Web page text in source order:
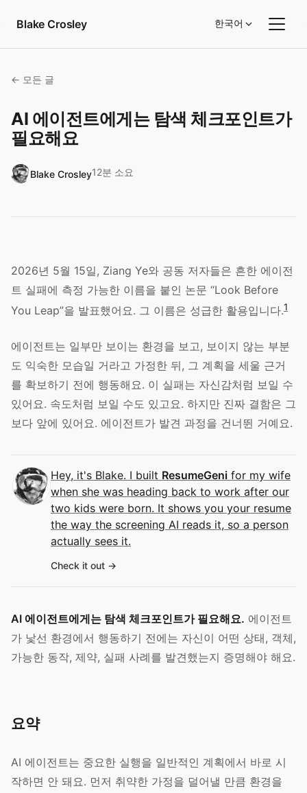
Blake Crosley
한국어
← 모든 글
AI 에이전트에게는 탐색 체크포인트가
필요해요
Blake Crosley12분 소요
2026년 5월 15일, Ziang Ye와 공동 저자들은 흔한 에이전
트 실패에 측정 가능한 이름을 붙인 논문 “Look Before
You Leap”을 발표했어요. 그 이름은 성급한 활용입니다.1
에이전트는 일부만 보이는 환경을 보고, 보이지 않는 부분
도 익숙한 모습일 거라고 가정한 뒤, 그 계획을 세울 근거
를 확보하기 전에 행동해요. 이 실패는 자신감처럼 보일 수
있어요. 속도처럼 보일 수도 있고요. 하지만 진짜 결함은 그
보다 앞에 있어요. 에이전트가 발견 과정을 건너뛴 거예요.
Hey, it's Blake. I built ResumeGeni for my wife
when she was heading back to work after our
two kids were born. It shows you your resume
the way the screening AI reads it, so a person
actually sees it.
Check it out
AI 에이전트에게는 탐색 체크포인트가 필요해요. 에이전트
가 낯선 환경에서 행동하기 전에는 자신이 어떤 상태, 객체,
가능한 동작, 제약, 실패 사례를 발견했는지 증명해야 해요.
요약
AI 에이전트는 중요한 실행을 일반적인 계획에서 바로 시
작하면 안 돼요. 먼저 취약한 가정을 덜어낼 만큼 환경을